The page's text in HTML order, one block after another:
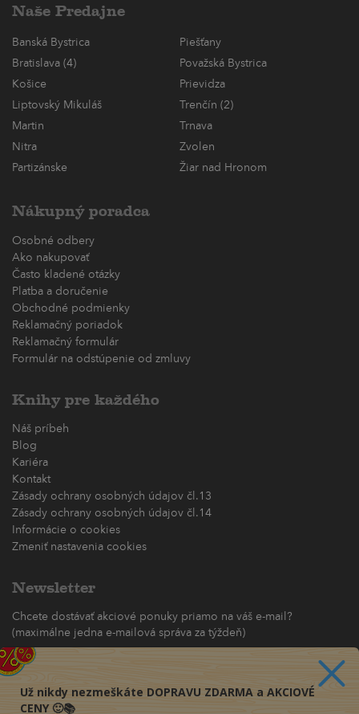
Naše Predajne
Banská Bystrica
Piešťany
Bratislava (4)
Považská Bystrica
Košice
Prievidza
Liptovský Mikuláš
Trenčín (2)
Martin
Trnava
Nitra
Zvolen
Partizánske
Žiar nad Hronom
Nákupný poradca
Osobné odbery
Ako nakupovať
Často kladené otázky
Platba a doručenie
Obchodné podmienky
Reklamačný poriadok
Reklamačný formulár
Formulár na odstúpenie od zmluvy
Knihy pre každého
Náš príbeh
Blog
Kariéra
Kontakt
Zásady ochrany osobných údajov čl.13
Zásady ochrany osobných údajov čl.14
Informácie o cookies
Zmeniť nastavenia cookies
Newsletter
Chcete dostávať akciové ponuky priamo na váš e-mail?
(maximálne jedna e-mailová správa za týždeň)
Odoberať
Už nikdy nezmeškáte DOPRAVU ZDARMA a AKCIOVÉ
CENY 🙂📚